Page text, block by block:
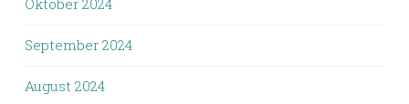
September 2024
August 2024